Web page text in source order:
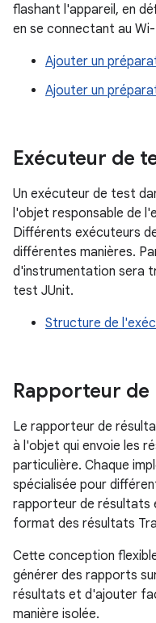
flashant l'appareil, en
en se connectant au Wi-
Ajouter un
Ajouter un
Exécuteur de
Un exécuteur de test
l'objet responsable de
Différents exécuteurs
différentes manières.
d'instrumentation sera
test JUnit.
Structure de
Rapporteur
Le rapporteur de
à l'objet qui envoie les
particulière. Chaque
spécialisée pour
rapporteur de résultats
format des résultats
Cette conception
générer des rapports
résultats et d'ajouter
manière isolée.